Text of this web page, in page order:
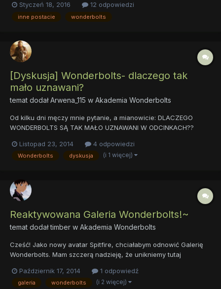
wojskowa, z drugiej strony gdy Spikie miał urodziny, (co to se
urósł), to pojawili się by tak jakby zażegnać niebezpiecz...
Styczeń 18, 2016 12 odpowiedzi
inne postacie wonderbolts
[Dyskusja] Wonderbolts- dlaczego tak
mało uznawani?
temat dodałArwena_115 w Akademia Wonderbolts
Od kilku dni męczy mnie pytanie, a mianowicie: DLACZEGO
WONDERBOLTS SĄ TAK MAŁO UZNAWANI W ODCINKACH??
roli. Przecież z ich udziałem odcinki MLP:FiM mogłyby być o
niebo ciekawsze! Nie twierdzę oczywiście, że odcinki są złe, ale
Listopad 23, 2014 4 odpowiedzi
Wonderbolts dyskusja (i 1 więcej)
Reaktywowana Galeria Wonderbolts!~
temat dodałtimber w Akademia Wonderbolts
Cześć! Jako nowy avatar Spitfire, chciałabym odnowić Galerię
Wonderbolts. Mam szczerą nadzieję, że unikniemy tutaj
tagiem +18. Prosiłabym też o nie dyskutowanie w tym temacie,
jako że jest to galeria, a galerie jak wiemy służą do kolekcj...
Październik 17, 2014 1 odpowiedź
galeria wonderbolts (i 2 więcej)